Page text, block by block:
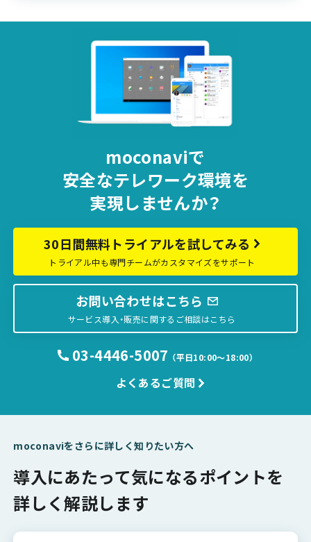
moconaviで
安全なテレワーク環境を
実現しませんか？
30日間無料トライアルを試してみる
トライアル中も専門チームがカスタマイズをサポート
お問い合わせはこちら
サービス導入・販売に関するご相談はこちら
03-4446-5007 （平日10:00〜18:00）
よくあるご質問
moconaviをさらに詳しく知りたい方へ
導入にあたって気になるポイントを
詳しく解説します